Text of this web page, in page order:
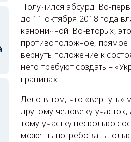
Получился абсурд. Во-
до 11 октября 2018 года
каноничной. Во-вторых,
противоположное, прямое
вернуть положение к
него требуют создать –
границах.
Дело в том, что «вернуть»
другому человеку
тому участку несколько
можешь потребовать